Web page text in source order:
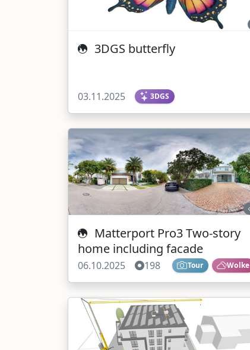
3DGS butterfly
03.11.2025 3DGS
Matterport Pro3 Two-story
home including facade
06.10.2025 198 Tour Wolke